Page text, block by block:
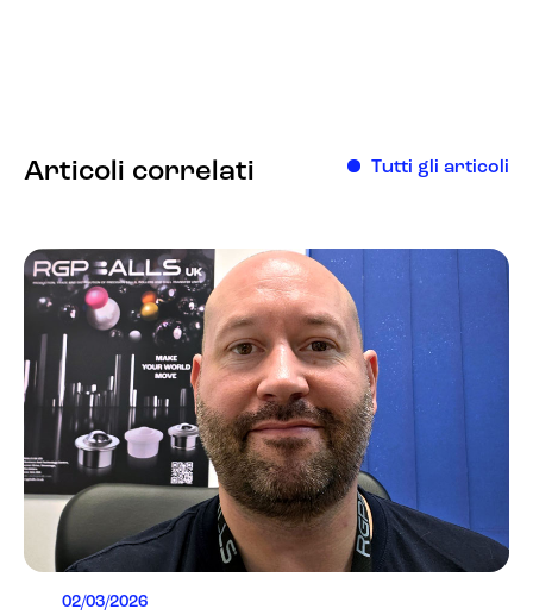
Articoli correlati Tutti gli articoli
02/03/2026